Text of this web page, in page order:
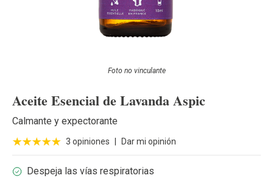
Foto no vinculante
Aceite Esencial de Lavanda Aspic
Calmante y expectorante
3 opiniones Dar mi opinión
Despeja las vías respiratorias